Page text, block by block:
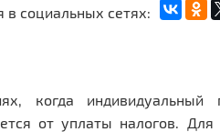
в социальных сетях:
когда индивидуальный
от уплаты налогов.